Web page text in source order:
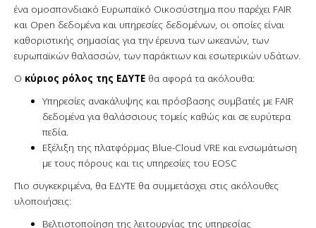
ένα ομοσπονδιακό Ευρωπαϊκό Οικοσύστημα που παρέχει FAIR
και Open δεδομένα και υπηρεσίες δεδομένων, οι οποίες είναι
καθοριστικής σημασίας για την έρευνα των ωκεανών, των
ευρωπαϊκών θαλασσών, των παράκτιων και εσωτερικών υδάτων.
Ο κύριος ρόλος της ΕΔΥΤΕ θα αφορά τα ακόλουθα:
Υπηρεσίες ανακάλυψης και πρόσβασης συμβατές με FAIR
δεδομένα για θαλάσσιους τομείς καθώς και σε ευρύτερα
πεδία.
Εξέλιξη της πλατφόρμας Blue-Cloud VRE και ενσωμάτωση
με τους πόρους και τις υπηρεσίες του EOSC
Πιο συγκεκριμένα, θα ΕΔΥΤΕ θα συμμετάσχει στις ακόλουθες
υλοποιήσεις:
Βελτιστοποίηση της λειτουργίας της υπηρεσίας